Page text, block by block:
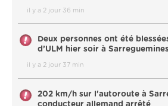
il y a 2 jour 36 min
Deux personnes ont été
d’ULM hier soir à Sarreguemines
il y a 2 jour 37 min
202 km/h sur l'autoroute à
conducteur allemand arrêté